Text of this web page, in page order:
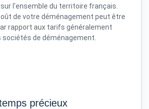
l'ensemble du territoire français.
de votre déménagement peut être
rapport aux tarifs généralement
sociétés de déménagement.
précieux